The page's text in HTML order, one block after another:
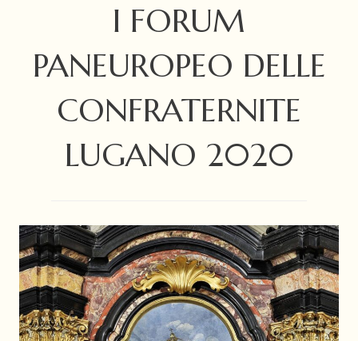
I FORUM
PANEUROPEO DELLE
CONFRATERNITE
LUGANO 2020